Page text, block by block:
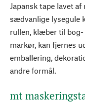
Japansk tape lavet
sædvanlige lysegule
rullen, klæber til
markør, kan fjernes
emballering,
andre formål.
mt